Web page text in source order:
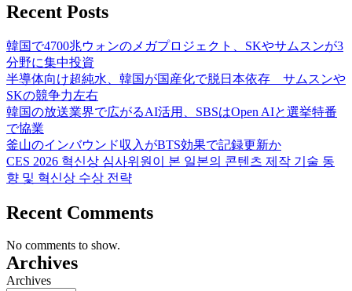
Recent Posts
韓国で4700兆ウォンのメガプロジェクト、SKやサムスンが3
分野に集中投資
半導体向け超純水、韓国が国産化で脱日本依存 サムスンや
SKの競争力左右
韓国の放送業界で広がるAI活用、SBSはOpen AIと選挙特番
で協業
釜山のインバウンド収入がBTS効果で記録更新か
CES 2026 혁신상 심사위원이 본 일본의 콘텐츠 제작 기술 동
향 및 혁신상 수상 전략
Recent Comments
No comments to show.
Archives
Archives